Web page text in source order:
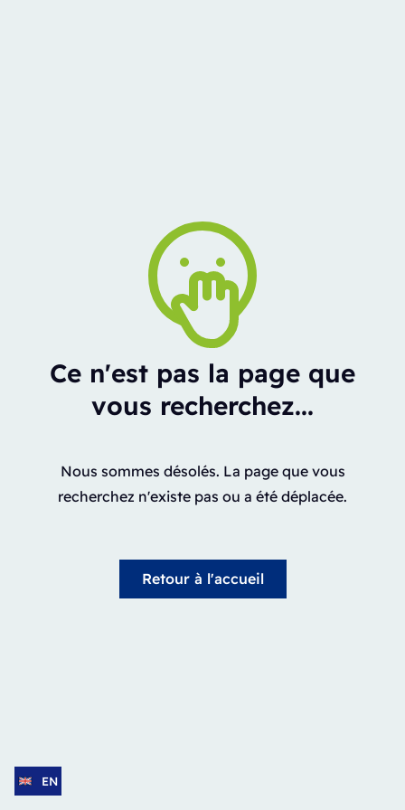
Ce n'est pas la page que
vous recherchez...
Nous sommes désolés. La page que vous
recherchez n'existe pas ou a été déplacée.
Retour à l'accueil
EN